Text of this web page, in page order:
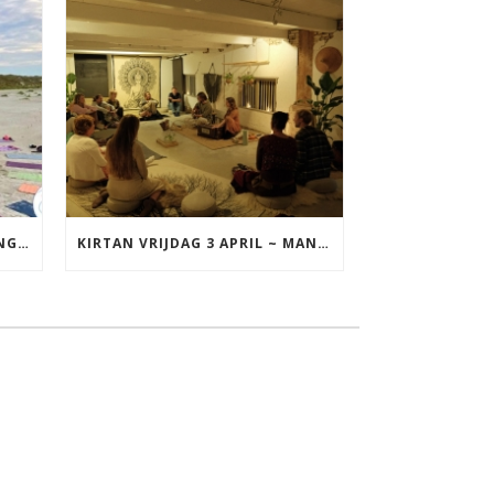
YOGA VAKANTIE TERSCHELLING 17 T/M 19 JULI KIRTAN VRIJDAG 3 APRIL ~ MANTRAZINGEN MET DIEDERICK IN LEEUWARDEN